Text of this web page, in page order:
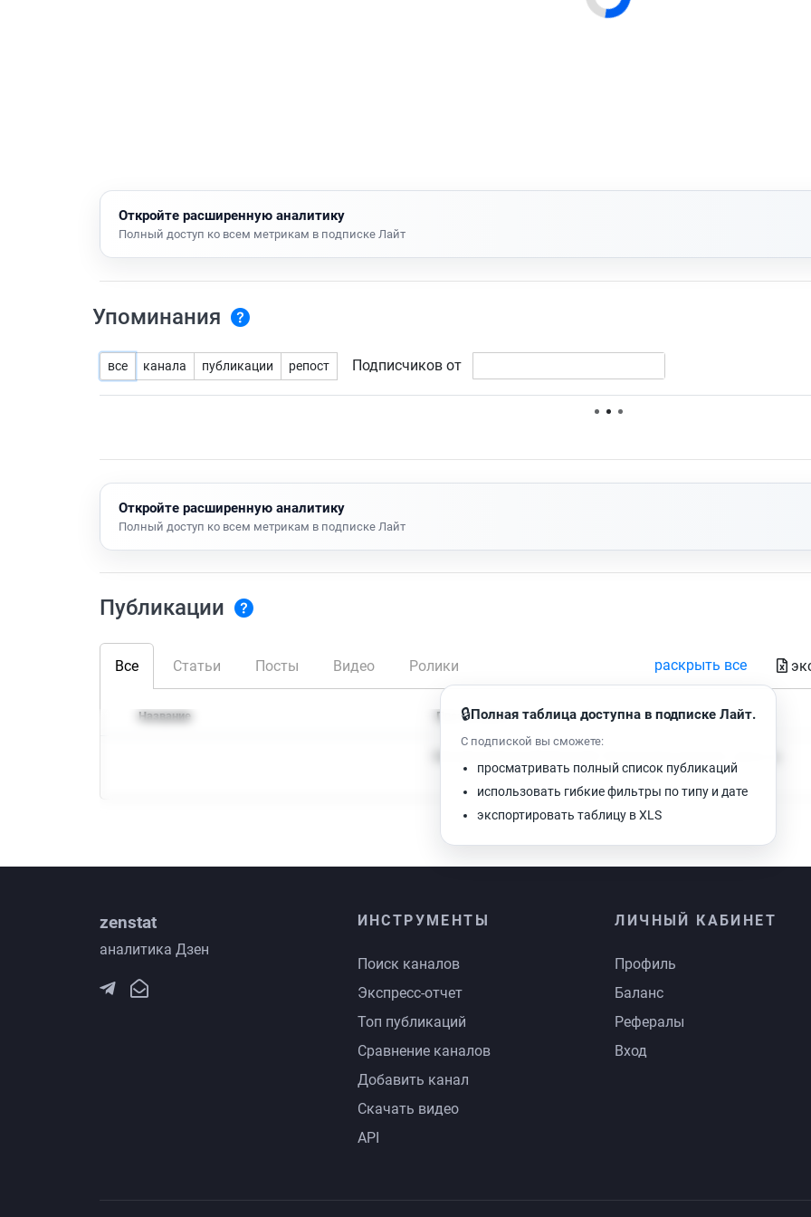
Откройте расширенную аналитику
Полный доступ ко всем метрикам в подписке Лайт
Упоминания
все канала публикации репост Подписчиков от
Нет доступных упоминаний.
Откройте расширенную аналитику
Полный доступ ко всем метрикам в подписке Лайт
Публикации
Все Статьи Посты Видео Ролики раскрыть все
Название Просмотров Время чтения
🔒Полная таблица доступна в подписке Лайт.
С подпиской вы сможете:
просматривать полный список публикаций
использовать гибкие фильтры по типу и дате
экспортировать таблицу в XLS
zenstat
аналитика Дзен
ИНСТРУМЕНТЫ
Поиск каналов
Экспресс-отчет
Топ публикаций
Сравнение каналов
Добавить канал
Скачать видео
API
ЛИЧНЫЙ КАБИНЕТ
Профиль
Баланс
Рефералы
Вход